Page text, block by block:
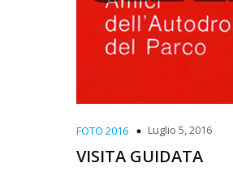
FOTO 2016 Luglio 5, 2016
VISITA GUIDATA